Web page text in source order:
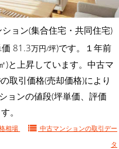
ョン(集合住宅・共同住宅)
81.3万円/坪)です。１年前
)と上昇しています。中古マ
の取引価格(売却価格)により
ョンの値段(坪単価、評価
。
相場 中古マンションの取引デー
タ